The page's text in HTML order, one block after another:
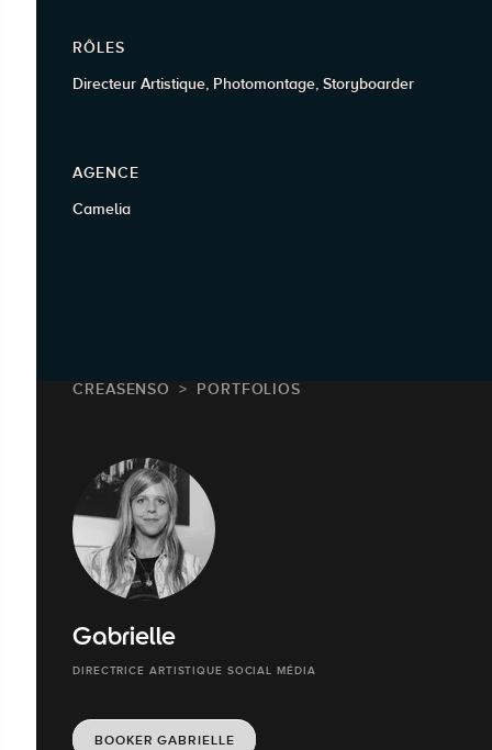
RÔLES
Directeur Artistique, Photomontage, Storyboarder
AGENCE
Camelia
CREASENSO PORTFOLIOS
Gabrielle
DIRECTRICE ARTISTIQUE SOCIAL MÉDIA
BOOKER GABRIELLE